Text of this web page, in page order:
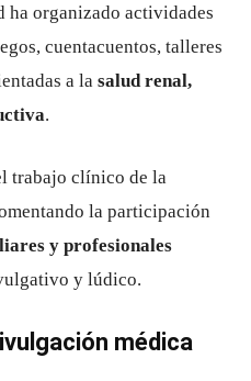
ha organizado actividades
cuentacuentos, talleres
a la salud renal,
.
trabajo clínico de la
la participación
y profesionales
y lúdico.
médica